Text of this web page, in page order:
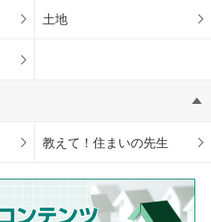
土地
教えて！住まいの先生